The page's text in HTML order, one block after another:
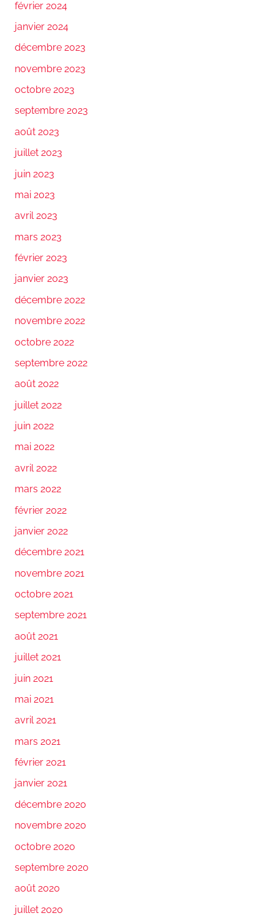
février 2024
janvier 2024
décembre 2023
novembre 2023
octobre 2023
septembre 2023
août 2023
juillet 2023
juin 2023
mai 2023
avril 2023
mars 2023
février 2023
janvier 2023
décembre 2022
novembre 2022
octobre 2022
septembre 2022
août 2022
juillet 2022
juin 2022
mai 2022
avril 2022
mars 2022
février 2022
janvier 2022
décembre 2021
novembre 2021
octobre 2021
septembre 2021
août 2021
juillet 2021
juin 2021
mai 2021
avril 2021
mars 2021
février 2021
janvier 2021
décembre 2020
novembre 2020
octobre 2020
septembre 2020
août 2020
juillet 2020